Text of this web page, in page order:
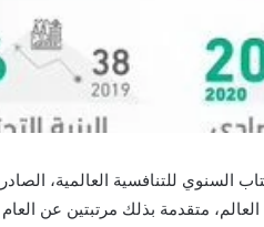
26 إلى المرتبة الـ 24 في تقرير الكتاب السنوي للتنافسية
هي الأكثر تنافسية في العالم، متقدمة بذلك مرتبتين عن